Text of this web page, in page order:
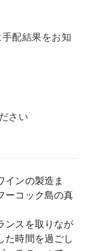
配結果をお知
さい
インの製造ま
ーコック島の真
ンスを取りなが
た時間を過ごし